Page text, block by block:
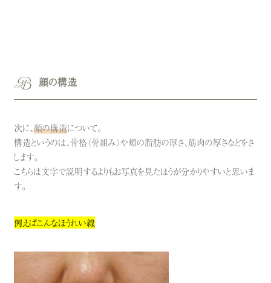
顔の構造
次に、顔の構造について。
構造というのは、骨格（骨組み）や頬の脂肪の厚さ、筋肉の厚さなどをさ
します。
こちらは文字で説明するよりもお写真を見たほうが分かりやすいと思いま
す。
例えばこんなほうれい線